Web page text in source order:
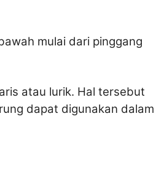
mulai dari pinggang
atau lurik. Hal tersebut
dapat digunakan dalam